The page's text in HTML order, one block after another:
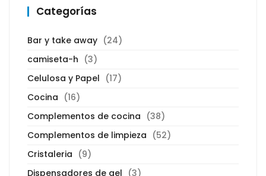
Categorías
Bar y take away (24)
camiseta-h (3)
Celulosa y Papel (17)
Cocina (16)
Complementos de cocina (38)
Complementos de limpieza (52)
Cristaleria (9)
Dispensadores de gel (3)